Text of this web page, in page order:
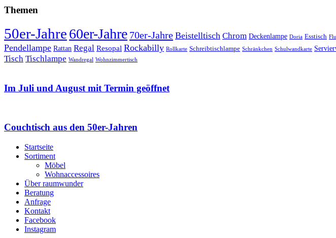
Themen
50er-Jahre60er-Jahre 70er-Jahre Beistelltisch Chrom Deckenlampe Doria Esstisch
Pendellampe Rattan Regal Resopal Rockabilly Rollkarte Schreibtischlampe Schränkchen Schulwandkarte
Tisch Tischlampe Wandregal Wohnzimmertisch
Im Juli und August mit Termin geöffnet
Couchtisch aus den 50er-Jahren
Startseite
Sortiment
Möbel
Wohnaccessoires
Über raumwunder
Beratung
Anfrage
Kontakt
Facebook
Instagram